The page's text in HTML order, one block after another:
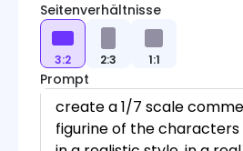
Seitenverhältnisse
3:2 2:3 1:1
Prompt